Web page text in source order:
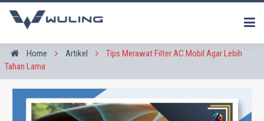
Home Artikel
Tips Merawat Filter AC Mobil Agar Lebih
Tahan Lama